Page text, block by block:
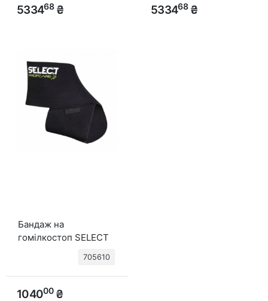
533468₴ 533468₴
Бандаж на
гомілкостоп SELECT
705610
104000₴